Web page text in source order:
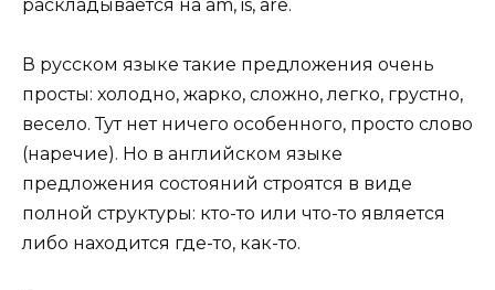
раскладывается на am, is, are.
В русском языке такие предложения очень
просты: холодно, жарко, сложно, легко, грустно,
весело. Тут нет ничего особенного, просто слово
(наречие). Но в английском языке
предложения состояний строятся в виде
полной структуры: кто-то или что-то является
либо находится где-то, как-то.